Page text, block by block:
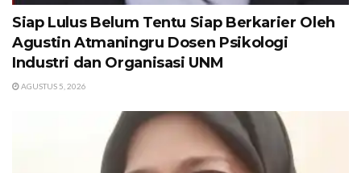
Siap Lulus Belum Tentu Siap Berkarier Oleh
Agustin Atmaningru Dosen Psikologi
Industri dan Organisasi UNM
AGUSTUS 5, 2026